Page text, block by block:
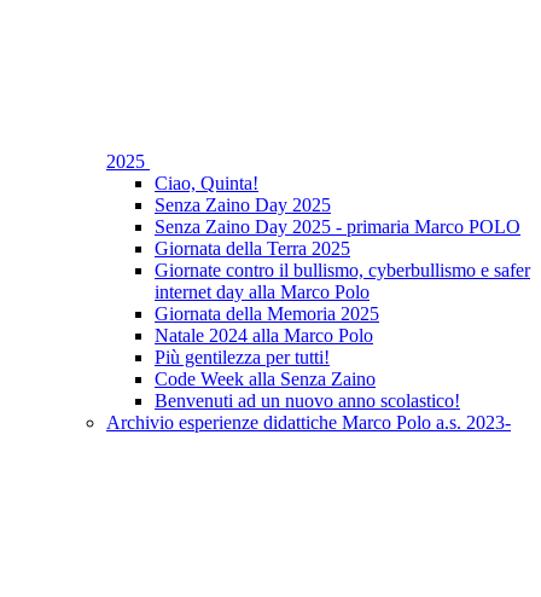
2025
Ciao, Quinta!
Senza Zaino Day 2025
Senza Zaino Day 2025 - primaria Marco POLO
Giornata della Terra 2025
Giornate contro il bullismo, cyberbullismo e safer
internet day alla Marco Polo
Giornata della Memoria 2025
Natale 2024 alla Marco Polo
Più gentilezza per tutti!
Code Week alla Senza Zaino
Benvenuti ad un nuovo anno scolastico!
Archivio esperienze didattiche Marco Polo a.s. 2023-